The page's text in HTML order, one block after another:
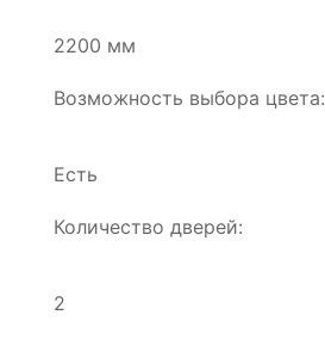
2200 мм
Возможность выбора цвета:
Есть
Количество дверей:
2